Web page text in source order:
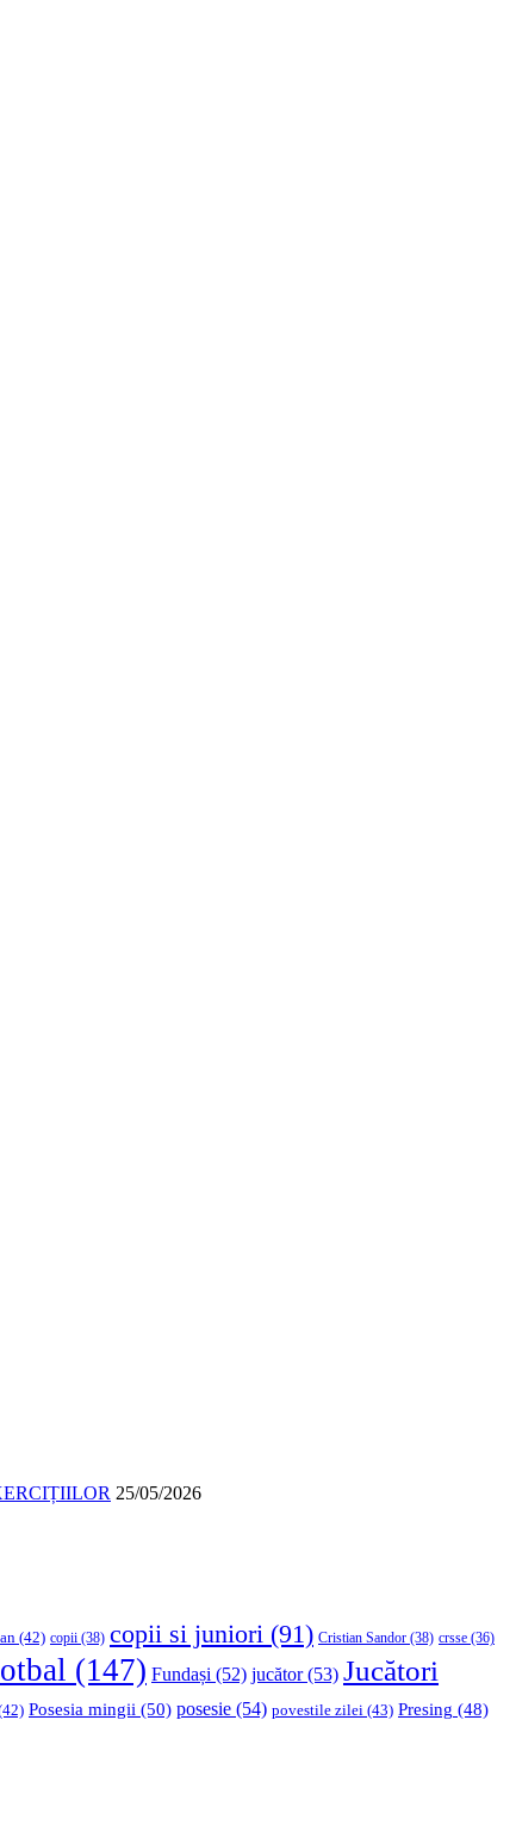
25/05/2026
(42) copii (38) copii si juniori (91) Cristian Sandor (38) crsse (36)
(147) Fundași (52) jucător(53) Jucători
Posesia mingii (50) posesie (54) povestile zilei (43) Presing (48)